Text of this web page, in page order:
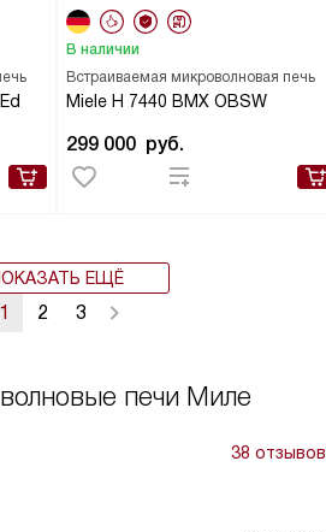
Встраиваемая микроволновая печь
Miele H 7440 BMX OBSW
В наличии
299 000 руб.
ЕЩЁ
1 2 3
печи Миле
38 отзывов